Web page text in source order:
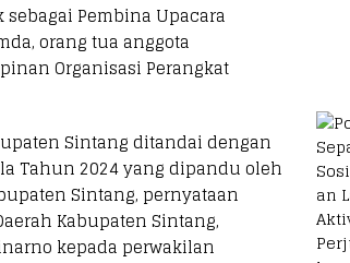
Pembina Upacara
orang tua anggota
Organisasi Perangkat
Sintang ditandai dengan
Tahun 2024 yang dipandu oleh
Sintang, pernyataan
Kabupaten Sintang,
kepada perwakilan